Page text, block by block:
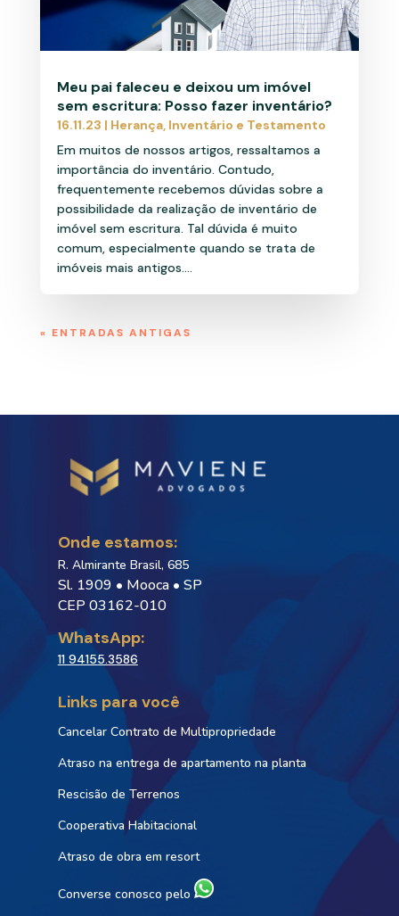
Meu pai faleceu e deixou um imóvel
sem escritura: Posso fazer inventário?
16.11.23 | Herança, Inventário e Testamento
Em muitos de nossos artigos, ressaltamos a
importância do inventário. Contudo,
frequentemente recebemos dúvidas sobre a
possibilidade da realização de inventário de
imóvel sem escritura. Tal dúvida é muito
comum, especialmente quando se trata de
imóveis mais antigos....
« ENTRADAS ANTIGAS
Onde estamos:
R. Almirante Brasil, 685
Sl. 1909 • Mooca • SP
CEP 03162-010
WhatsApp:
11 94155.3586
Links para você
Cancelar Contrato de Multipropriedade
Atraso na entrega de apartamento na planta
Rescisão de Terrenos
Cooperativa Habitacional
Atraso de obra em resort
Converse conosco pelo